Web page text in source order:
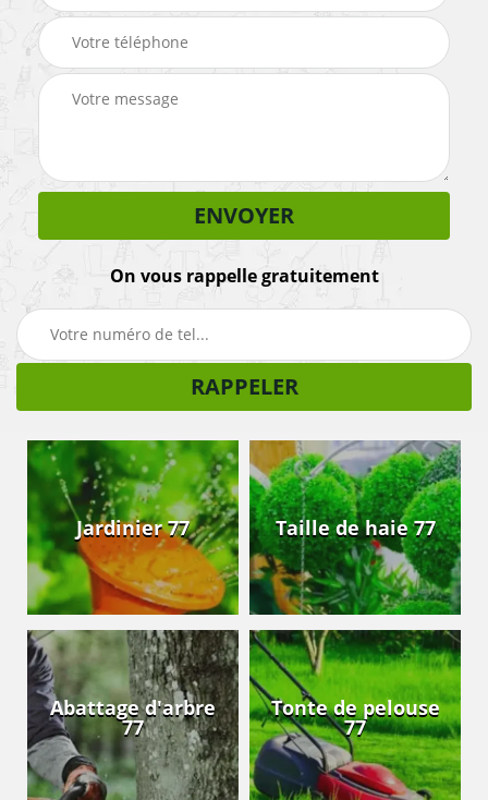
On vous rappelle gratuitement
Jardinier 77 Taille de haie 77
Abattage d'arbre
77
Tonte de pelouse
77